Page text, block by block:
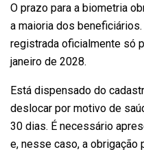
O prazo para a biometria
a maioria dos
registrada oficialmente só
janeiro de 2028.
Está dispensado do
deslocar por motivo de
30 dias. É necessário
e, nesse caso, a obrigação